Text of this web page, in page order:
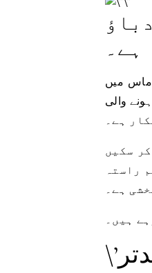
ہے۔
میں
ہونے والی CARICOM کانفرنس میں کیریبین رہنماؤں سے ملاقات کی تیاری کر رہے ہیں۔ ہیٹی
ہے۔
سکیں
راستہ
ہے۔
ہیں۔